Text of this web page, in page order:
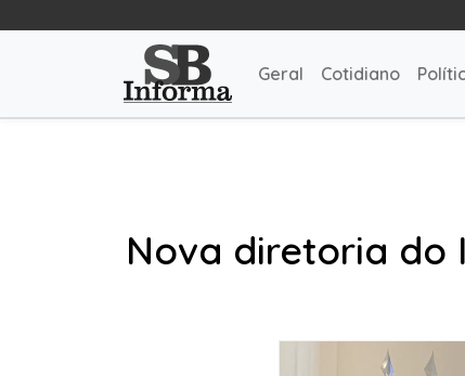
Geral Cotidiano
Nova diretoria do